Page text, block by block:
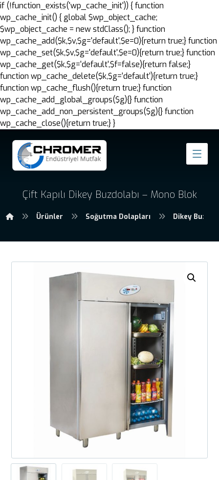
if (!function_exists('wp_cache_init')) { function
wp_cache_init() { global $wp_object_cache;
$wp_object_cache = new stdClass(); } function
wp_cache_add($k,$v,$g='default',$e=0){return true;} function
wp_cache_set($k,$v,$g='default',$e=0){return true;} function
wp_cache_get($k,$g='default',$f=false){return false;}
function wp_cache_delete($k,$g='default'){return true;}
function wp_cache_flush(){return true;} function
wp_cache_add_global_groups($g){} function
wp_cache_add_non_persistent_groups($g){} function
wp_cache_close(){return true;} }
Çift Kapılı Dikey Buzdolabı – Mono Blok
Ürünler Soğutma Dolapları Dikey